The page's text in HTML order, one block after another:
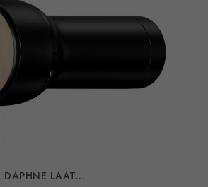
DAPHNE LAAT...